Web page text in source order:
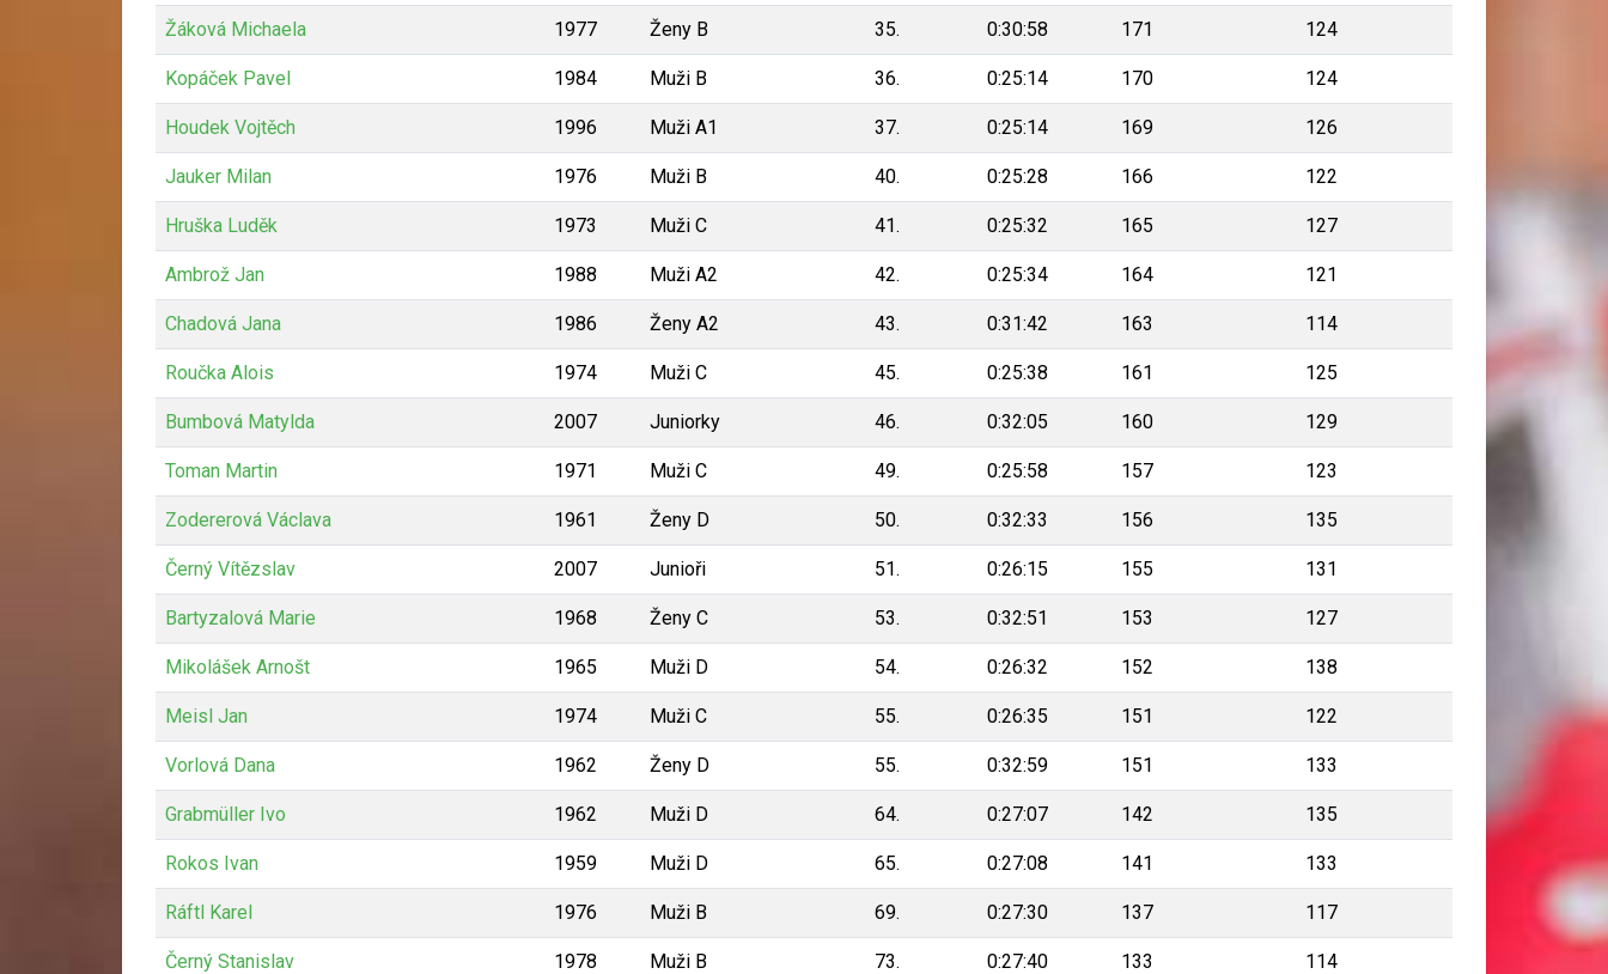
Žáková Michaela 1977 Ženy B 35. 0:30:58 171 124
Kopáček Pavel 1984 Muži B 36. 0:25:14 170 124
Houdek Vojtěch 1996 Muži A1 37. 0:25:14 169 126
Jauker Milan 1976 Muži B 40. 0:25:28 166 122
Hruška Luděk 1973 Muži C 41. 0:25:32 165 127
Ambrož Jan 1988 Muži A2 42. 0:25:34 164 121
Chadová Jana 1986 Ženy A2 43. 0:31:42 163 114
Roučka Alois 1974 Muži C 45. 0:25:38 161 125
Bumbová Matylda 2007 Juniorky 46. 0:32:05 160 129
Toman Martin 1971 Muži C 49. 0:25:58 157 123
Zodererová Václava 1961 Ženy D 50. 0:32:33 156 135
Černý Vítězslav 2007 Junioři 51. 0:26:15 155 131
Bartyzalová Marie 1968 Ženy C 53. 0:32:51 153 127
Mikolášek Arnošt 1965 Muži D 54. 0:26:32 152 138
Meisl Jan 1974 Muži C 55. 0:26:35 151 122
Vorlová Dana 1962 Ženy D 55. 0:32:59 151 133
Grabmüller Ivo 1962 Muži D 64. 0:27:07 142 135
Rokos Ivan 1959 Muži D 65. 0:27:08 141 133
Ráftl Karel 1976 Muži B 69. 0:27:30 137 117
Černý Stanislav 1978 Muži B 73. 0:27:40 133 114